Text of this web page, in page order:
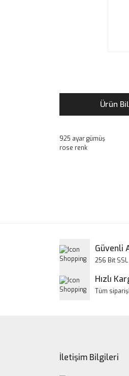
Ürün
925 ayar gümüş
rose renk
Ürün fiyatı
Güvenli
256 Bit
Hızlı
Tüm
İletişim Bilgileri